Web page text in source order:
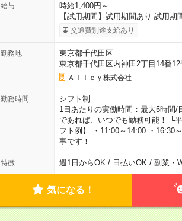
給与
時給1,400円～
【試用期間】試用期間あり 試用
交通費別途支給あり
勤務地
東京都千代田区
東京都千代田区内神田2丁目14番
Ａｌｌｅｙ株式会社
勤務時間
シフト制
1日あたりの実働時間：最大5時間
であれば、いつでも勤務可能！ └
フト例】 ・11:00～14:00 ・16:30
事です！
特徴 週1日からOK / 日払いOK / 副業・
気になる！